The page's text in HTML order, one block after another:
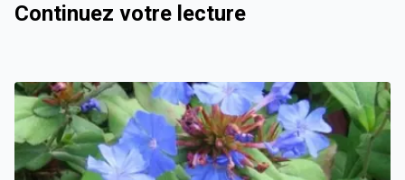
Continuez votre lecture